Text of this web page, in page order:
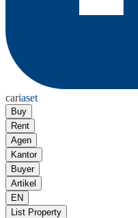
cariaset
Buy
Rent
Agen
Kantor
Buyer
Artikel
EN
List Property